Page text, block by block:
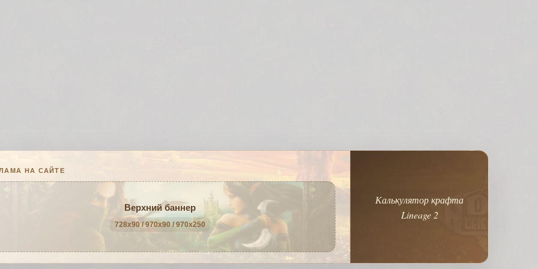
НА САЙТЕ
Верхний баннер
728x90 / 970x90 / 970x250
Калькулятор крафта
Lineage 2